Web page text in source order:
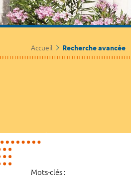
Accueil Recherche avancée
Mots-clés :